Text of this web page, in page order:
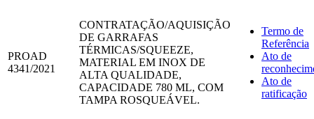
PROAD
4341/2021
CONTRATAÇÃO/AQUISIÇÃO
DE GARRAFAS
TÉRMICAS/SQUEEZE,
MATERIAL EM INOX DE
ALTA QUALIDADE,
CAPACIDADE 780 ML, COM
TAMPA ROSQUEÁVEL.
Termo de
Referência
Ato de
Ato de
ratificação